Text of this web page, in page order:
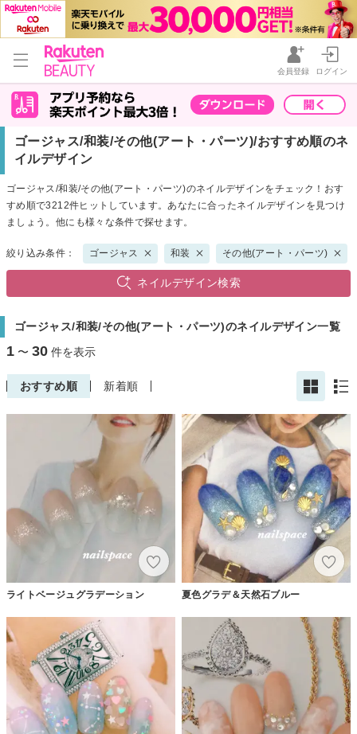
会員登録 ログイン
ゴージャス/和装/その他(アート・パーツ)/おすすめ順のネ
イルデザイン
ゴージャス/和装/その他(アート・パーツ)のネイルデザインをチェック！おす
すめ順で3212件ヒットしています。あなたに合ったネイルデザインを見つけ
ましょう。他にも様々な条件で探せます。
絞り込み条件： ゴージャス 和装 その他(アート・パーツ)
ネイルデザイン検索
ゴージャス/和装/その他(アート・パーツ)のネイルデザイン一覧
1 〜 30 件を表示
おすすめ順 新着順
ライトベージュグラデーション 夏色グラデ＆天然石ブルー